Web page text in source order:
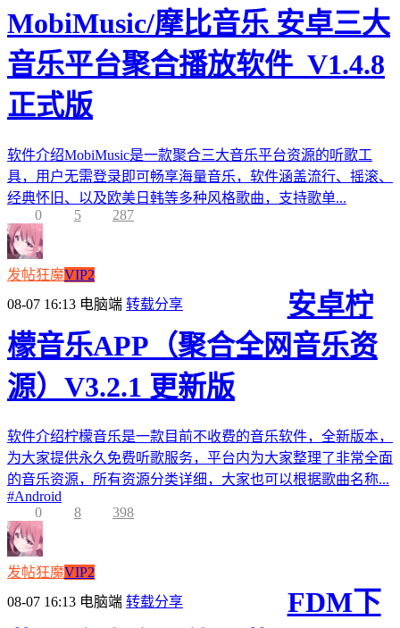
MobiMusic/摩比音乐 安卓三大
音乐平台聚合播放软件_V1.4.8
正式版
软件介绍MobiMusic是一款聚合三大音乐平台资源的听歌工
具，用户无需登录即可畅享海量音乐，软件涵盖流行、摇滚、
经典怀旧、以及欧美日韩等多种风格歌曲，支持歌单...
0
5 287
发帖狂魔VIP2
08-07 16:13 电脑端 转载分享
安卓柠
檬音乐APP（聚合全网音乐资
源）V3.2.1 更新版
软件介绍柠檬音乐是一款目前不收费的音乐软件，全新版本，
为大家提供永久免费听歌服务，平台内为大家整理了非常全面
的音乐资源，所有资源分类详细，大家也可以根据歌曲名称...
#Android
0
8 398
发帖狂魔VIP2
08-07 16:13 电脑端 转载分享
FDM下